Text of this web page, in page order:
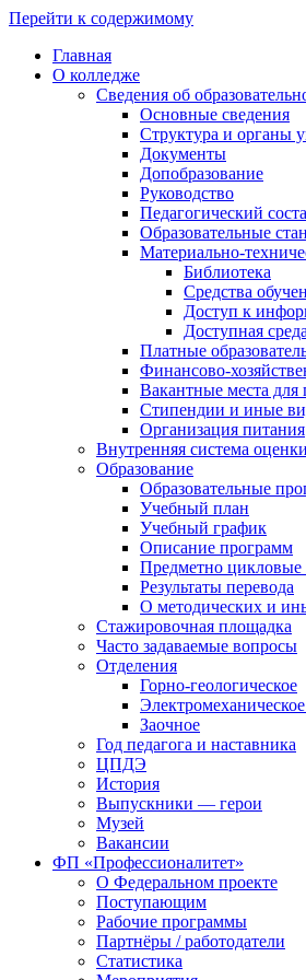
Перейти к содержимому
Главная
О колледже
Сведения об
Основные сведения
Структура и органы
Документы
Допобразование
Руководство
Педагогический
Образовательные
Материально-
Библиотека
Средства
Доступ к
Доступная среда
Платные
Финансово-
Вакантные места для
Стипендии и иные
Организация питания
Внутренняя система
Образование
Образовательные
Учебный план
Учебный график
Описание программ
Предметно цикловые
Результаты перевода
О методических и
Стажировочная площадка
Часто задаваемые вопросы
Отделения
Горно-геологическое
Заочное
Год педагога и наставника
ЦПДЭ
История
Выпускники — герои
Музей
Вакансии
ФП «Профессионалитет»
О Федеральном проекте
Поступающим
Рабочие программы
Партнёры / работодатели
Статистика